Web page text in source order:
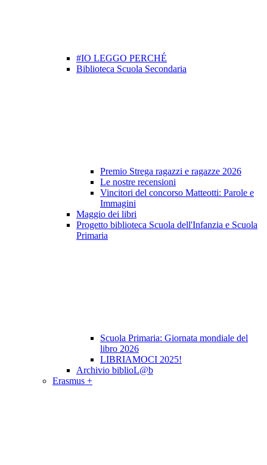
#IO LEGGO PERCHÉ
Biblioteca Scuola Secondaria
Premio Strega ragazzi e ragazze 2026
Le nostre recensioni
Vincitori del concorso Matteotti: Parole e
Immagini
Maggio dei libri
Progetto biblioteca Scuola dell'Infanzia e Scuola
Primaria
Scuola Primaria: Giornata mondiale del
libro 2026
LIBRIAMOCI 2025!
Archivio biblioL@b
Erasmus +